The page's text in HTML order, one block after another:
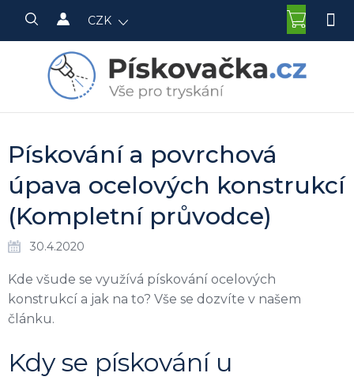
obsah
CZK
KOŠÍK
Pískování a povrchová
úpava ocelových konstrukcí
(Kompletní průvodce)
30.4.2020
Kde všude se využívá pískování ocelových
konstrukcí a jak na to? Vše se dozvíte v našem
článku.
Kdy se pískování u